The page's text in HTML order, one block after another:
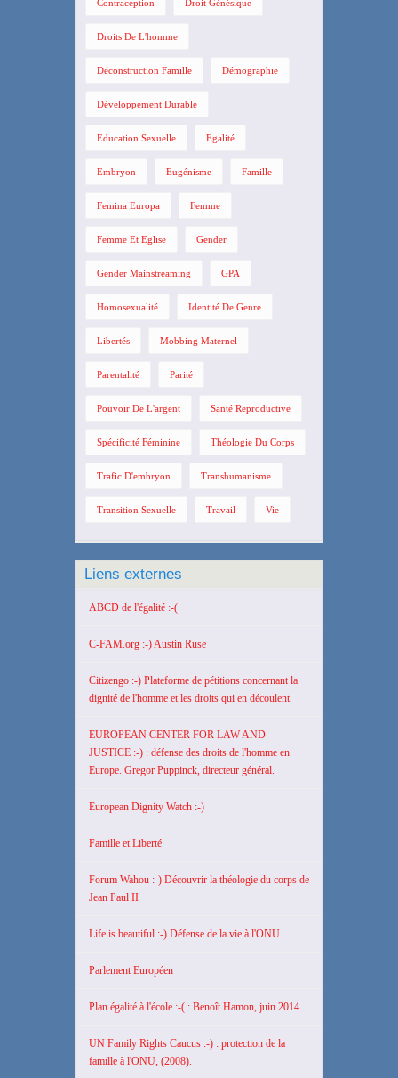
Contraception Droit Génésique
Droits De L'homme
Déconstruction Famille Démographie
Développement Durable
Education Sexuelle Egalité
Embryon Eugénisme Famille
Femina Europa Femme
Femme Et Eglise Gender
Gender Mainstreaming GPA
Homosexualité Identité De Genre
Libertés Mobbing Maternel
Parentalité Parité
Pouvoir De L'argent Santé Reproductive
Spécificité Féminine Théologie Du Corps
Trafic D'embryon Transhumanisme
Transition Sexuelle Travail Vie
Liens externes
ABCD de l'égalité :-(
C-FAM.org :-) Austin Ruse
Citizengo :-) Plateforme de pétitions concernant la
dignité de l'homme et les droits qui en découlent.
EUROPEAN CENTER FOR LAW AND
JUSTICE :-) : défense des droits de l'homme en
Europe. Gregor Puppinck, directeur général.
European Dignity Watch :-)
Famille et Liberté
Forum Wahou :-) Découvrir la théologie du corps de
Jean Paul II
Life is beautiful :-) Défense de la vie à l'ONU
Parlement Européen
Plan égalité à l'école :-( : Benoît Hamon, juin 2014.
UN Family Rights Caucus :-) : protection de la
famille à l'ONU, (2008).